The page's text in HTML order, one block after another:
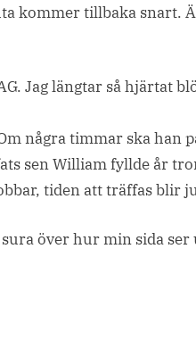
kommer tillbaka snart.
Jag längtar så hjärtat
några timmar ska han
sen William fyllde år
tiden att träffas blir
över hur min sida ser